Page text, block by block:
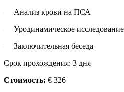
— Анализ крови на ПСА
— Уродинамическое исследование
— Заключительная беседа
Срок прохождения: 3 дня
Стоимость: € 326